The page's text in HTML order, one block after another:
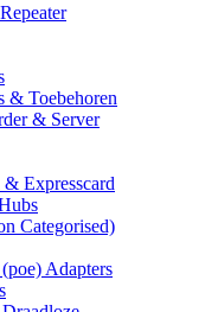
& Toebehoren
& Server
Expresscard
Categorised)
Adapters